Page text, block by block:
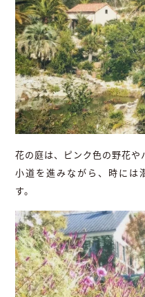
花の庭は、ピンク色の野花や
小道を進みながら、時には
す。